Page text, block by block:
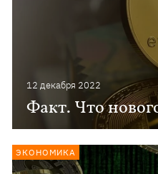
12 декабря 2022
Факт. Что
ЭКОНОМИКА